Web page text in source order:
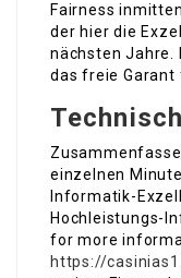
Fairness
der hier die
nächsten Jahre.
das freie Garant
einzelnen
Informatik-
Hochleistungs-
for more
https://